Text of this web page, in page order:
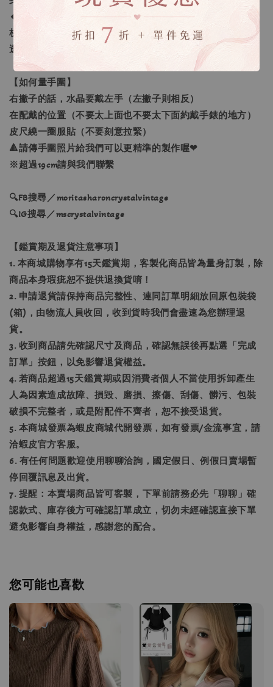
🔸生命靈數量身訂做：採預約制線上一對一諮詢，老師將解
析生命靈數讓您更了解自己，並找到需要加強的靈數空缺，
透過進一步的分析選擇真正屬於您需要的水晶喔❤
【如何量手圍】
右撇子的話，水晶要戴左手（左撇子則相反）
在配戴的位置（不要太上面也不要太下面約戴手錶的地方）
皮尺繞一圈服貼（不要刻意拉緊）
🔺請傳手圍照片給我們可以更精準的製作喔❤
※超過19cm請與我們聯繫
🔍FB搜尋／moritasharoncrystalvintage
🔍IG搜尋／mscrystalvintage
【鑑賞期及退貨注意事項】
1. 本商城購物享有15天鑑賞期，客製化商品皆為量身訂製，除
商品本身瑕疵恕不提供退換貨唷！
2. 申請退貨請保持商品完整性、連同訂單明細放回原包裝袋
(箱)，由物流人員收回，收到貨時我們會盡速為您辦理退
貨。
3. 收到商品請先確認尺寸及商品，確認無誤後再點選「完成
訂單」按鈕，以免影響退貨權益。
4. 若商品超過15天鑑賞期或因消費者個人不當使用拆卸產生
人為因素造成故障、損毀、磨損、擦傷、刮傷、髒污、包裝
破損不完整者，或是附配件不齊者，恕不接受退貨。
5. 本商城發票為蝦皮商城代開發票，如有發票/金流事宜，請
洽蝦皮官方客服。
6. 有任何問題歡迎使用聊聊洽詢，國定假日、例假日賣場暫
停回覆訊息及出貨。
7. 提醒：本賣場商品皆可客製，下單前請務必先「聊聊」確
認款式、庫存後方可確認訂單成立，切勿未經確認直接下單
避免影響自身權益，感謝您的配合。
您可能也喜歡